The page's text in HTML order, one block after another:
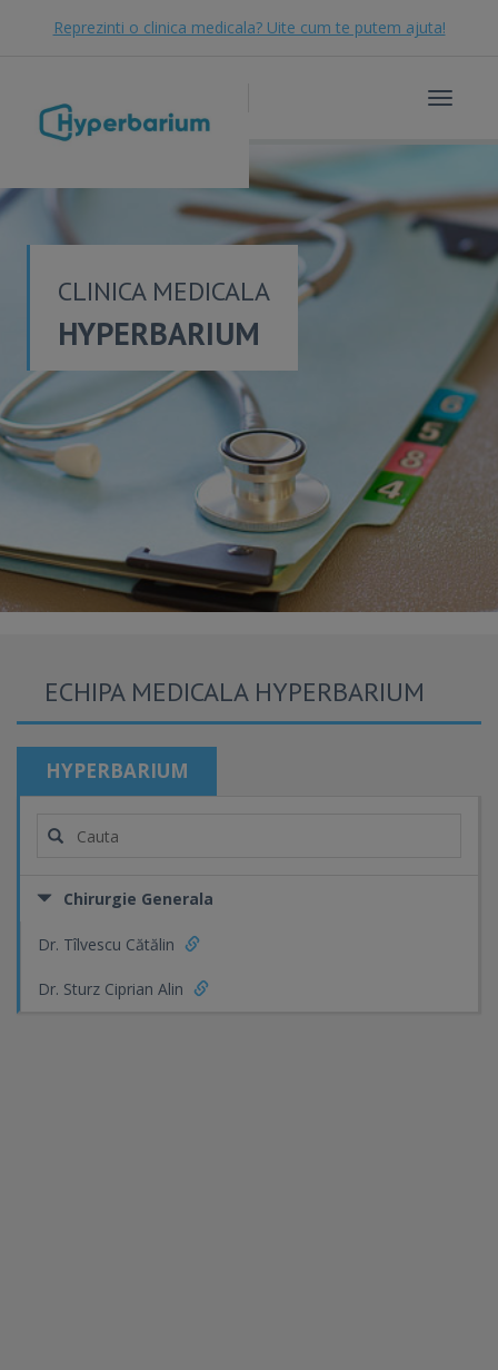
Reprezinti o clinica medicala? Uite cum te putem ajuta!
Toggle
CLINICA MEDICALA
HYPERBARIUM
ECHIPA MEDICALA HYPERBARIUM
HYPERBARIUM
Chirurgie Generala
Dr. Tîlvescu Cătălin
Dr. Sturz Ciprian Alin